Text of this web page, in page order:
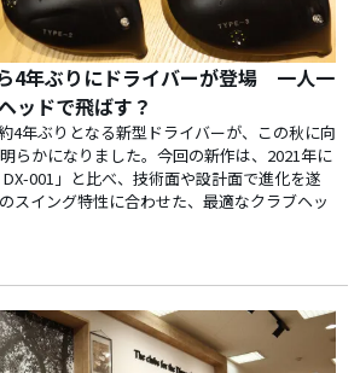
4年ぶりにドライバーが登場 一人一
ッドで飛ばす？
4年ぶりとなる新型ドライバーが、この秋に向
らかになりました。今回の新作は、2021年に
001」と比べ、技術面や設計面で進化を遂
スイング特性に合わせた、最適なクラブヘッ